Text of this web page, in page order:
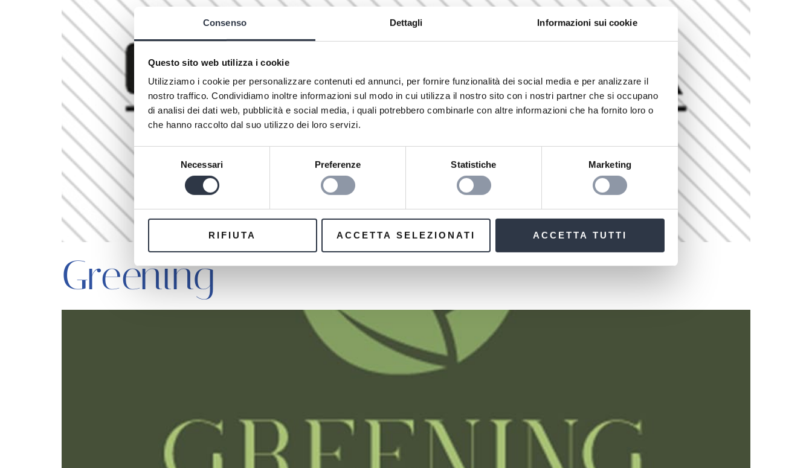
Consenso Dettagli Informazioni sui cookie
Questo sito web utilizza i cookie
Utilizziamo i cookie per personalizzare contenuti ed annunci, per fornire funzionalità dei social media e per analizzare il
nostro traffico. Condividiamo inoltre informazioni sul modo in cui utilizza il nostro sito con i nostri partner che si occupano
di analisi dei dati web, pubblicità e social media, i quali potrebbero combinarle con altre informazioni che ha fornito loro o
che hanno raccolto dal suo utilizzo dei loro servizi.
Selezione
Necessari Preferenze Statistiche Marketing
RIFIUTA ACCETTA SELEZIONATI ACCETTA TUTTI
Greening